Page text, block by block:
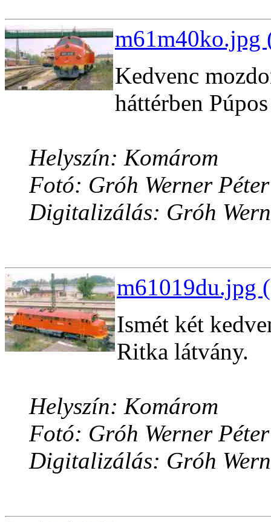
m61m40ko.jpg
Kedvenc
háttérben
Helyszín: Komárom
Fotó: Gróh Werner Péter
Digitalizálás: Gróh
m61019du.jpg
Ismét két
Ritka látvány.
Helyszín: Komárom
Fotó: Gróh Werner Péter
Digitalizálás: Gróh